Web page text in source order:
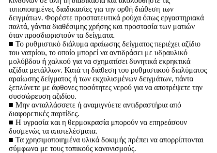
τυποποιημένες διαδικασίες για την ορθή διάθεση των
δειγμάτων. Φορέστε προστατευτικά ρούχα όπως εργαστηριακά
παλτά, γάντια διαθέσιμης χρήσης και προστασία των ματιών
όταν προσδιοριστούν τα δείγματα.
■ Το ρυθμιστικό διάλυμα αραίωσης δείγματος περιέχει αζίδιο
του νατρίου, το οποίο μπορεί να αντιδράσει με υδραυλικό
μολύβδου ή χαλκού για να σχηματίσει δυνητικά εκρηκτικά
αζίδια μετάλλων. Κατά τη διάθεση του ρυθμιστικού διαλύματος
αραίωσης δείγματος ή των εκχυλισμένων δειγμάτων, πάντα
ξεπλύνετε με άφθονες ποσότητες νερού για να αποτρέψετε την
συσσώρευση αζιδίου.
■ Μην ανταλλάσσετε ή αναμιγνύετε αντιδραστήρια από
διαφορετικές παρτίδες.
■ Η υγρασία και η θερμοκρασία μπορούν να επηρεάσουν
δυσμενώς τα αποτελέσματα.
■ Τα χρησιμοποιημένα υλικά δοκιμής πρέπει να απορρίπτονται
σύμφωνα με τους τοπικούς κανονισμούς.